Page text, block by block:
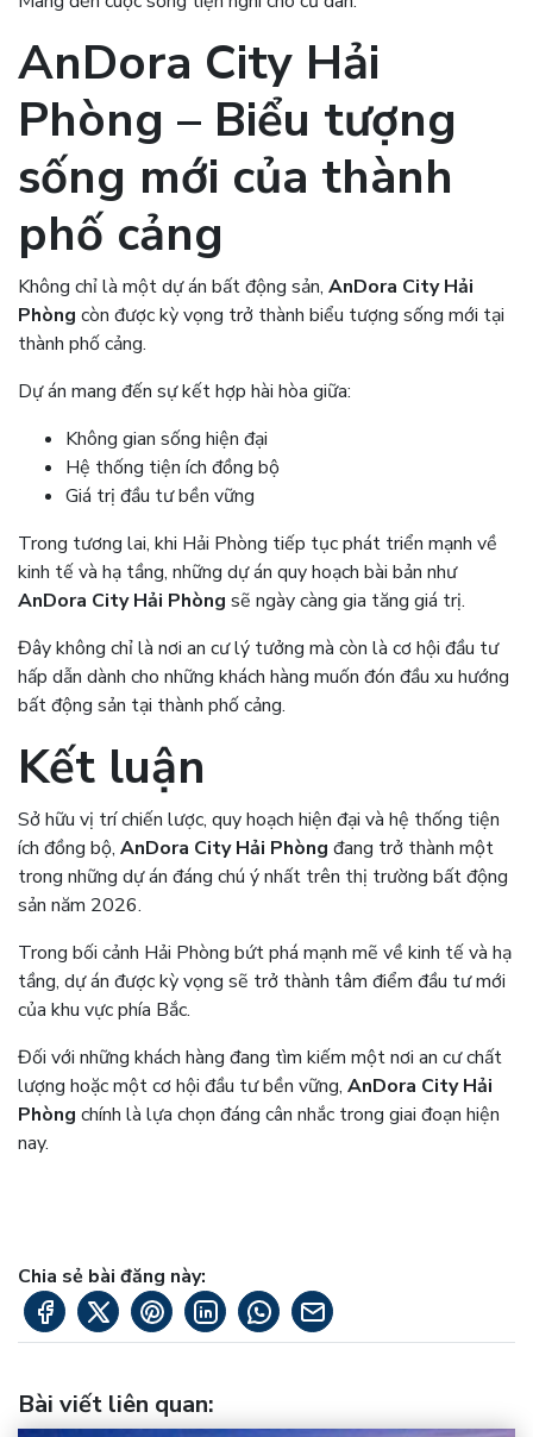
AnDora City Hải
Phòng – Biểu tượng
sống mới của thành
phố cảng
Không chỉ là một dự án bất động sản, AnDora City Hải
Phòng còn được kỳ vọng trở thành biểu tượng sống mới tại
thành phố cảng.
Dự án mang đến sự kết hợp hài hòa giữa:
Không gian sống hiện đại
Hệ thống tiện ích đồng bộ
Giá trị đầu tư bền vững
Trong tương lai, khi Hải Phòng tiếp tục phát triển mạnh về
kinh tế và hạ tầng, những dự án quy hoạch bài bản như
AnDora City Hải Phòng sẽ ngày càng gia tăng giá trị.
Đây không chỉ là nơi an cư lý tưởng mà còn là cơ hội đầu tư
hấp dẫn dành cho những khách hàng muốn đón đầu xu hướng
bất động sản tại thành phố cảng.
Kết luận
Sở hữu vị trí chiến lược, quy hoạch hiện đại và hệ thống tiện
ích đồng bộ, AnDora City Hải Phòng đang trở thành một
trong những dự án đáng chú ý nhất trên thị trường bất động
sản năm 2026.
Trong bối cảnh Hải Phòng bứt phá mạnh mẽ về kinh tế và hạ
tầng, dự án được kỳ vọng sẽ trở thành tâm điểm đầu tư mới
của khu vực phía Bắc.
Đối với những khách hàng đang tìm kiếm một nơi an cư chất
lượng hoặc một cơ hội đầu tư bền vững, AnDora City Hải
Phòng chính là lựa chọn đáng cân nhắc trong giai đoạn hiện
nay.
Chia sẻ bài đăng này:
Bài viết liên quan: